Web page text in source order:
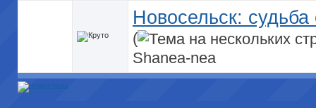
Новосельск:
(
Shanea-nea